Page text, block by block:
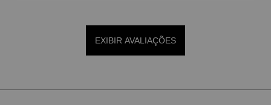
EXIBIR AVALIAÇÕES